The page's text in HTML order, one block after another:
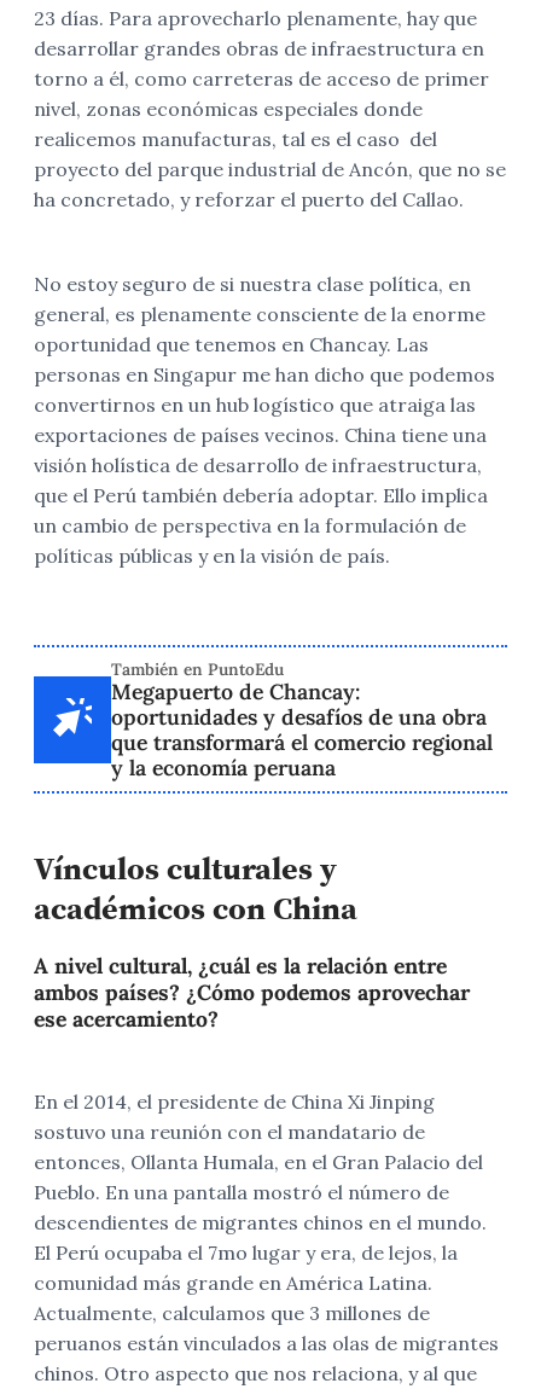
23 días. Para aprovecharlo plenamente, hay que
desarrollar grandes obras de infraestructura en
torno a él, como carreteras de acceso de primer
nivel, zonas económicas especiales donde
realicemos manufacturas, tal es el caso del
proyecto del parque industrial de Ancón, que no se
ha concretado, y reforzar el puerto del Callao.
No estoy seguro de si nuestra clase política, en
general, es plenamente consciente de la enorme
oportunidad que tenemos en Chancay. Las
personas en Singapur me han dicho que podemos
convertirnos en un hub logístico que atraiga las
exportaciones de países vecinos. China tiene una
visión holística de desarrollo de infraestructura,
que el Perú también debería adoptar. Ello implica
un cambio de perspectiva en la formulación de
políticas públicas y en la visión de país.
También en PuntoEdu
Megapuerto de Chancay:
oportunidades y desafíos de una obra
que transformará el comercio regional
y la economía peruana
Vínculos culturales y
académicos con China
A nivel cultural, ¿cuál es la relación entre
ambos países? ¿Cómo podemos aprovechar
ese acercamiento?
En el 2014, el presidente de China Xi Jinping
sostuvo una reunión con el mandatario de
entonces, Ollanta Humala, en el Gran Palacio del
Pueblo. En una pantalla mostró el número de
descendientes de migrantes chinos en el mundo.
El Perú ocupaba el 7mo lugar y era, de lejos, la
comunidad más grande en América Latina.
Actualmente, calculamos que 3 millones de
peruanos están vinculados a las olas de migrantes
chinos. Otro aspecto que nos relaciona, y al que